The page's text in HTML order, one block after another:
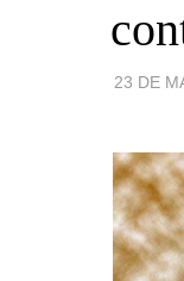
23 DE